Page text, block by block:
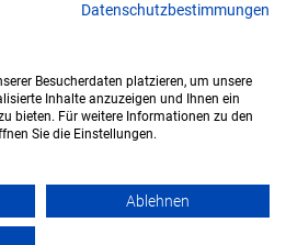
Kontakt
buchen
Inc.
sind Eigentum ihrer jeweiligen Inhaber.
Datenschutzbestimmungen
Besucherdaten platzieren, um unsere
Inhalte anzuzeigen und Ihnen ein
bieten. Für weitere Informationen zu den
Sie die Einstellungen.
Ablehnen